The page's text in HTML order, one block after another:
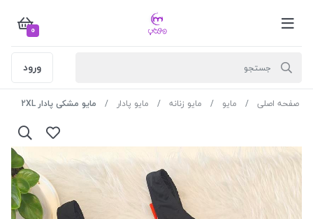
0
ورود
صفحه اصلی مایو مایو زنانه مایو پادار مایو مشکی پادار 2XL